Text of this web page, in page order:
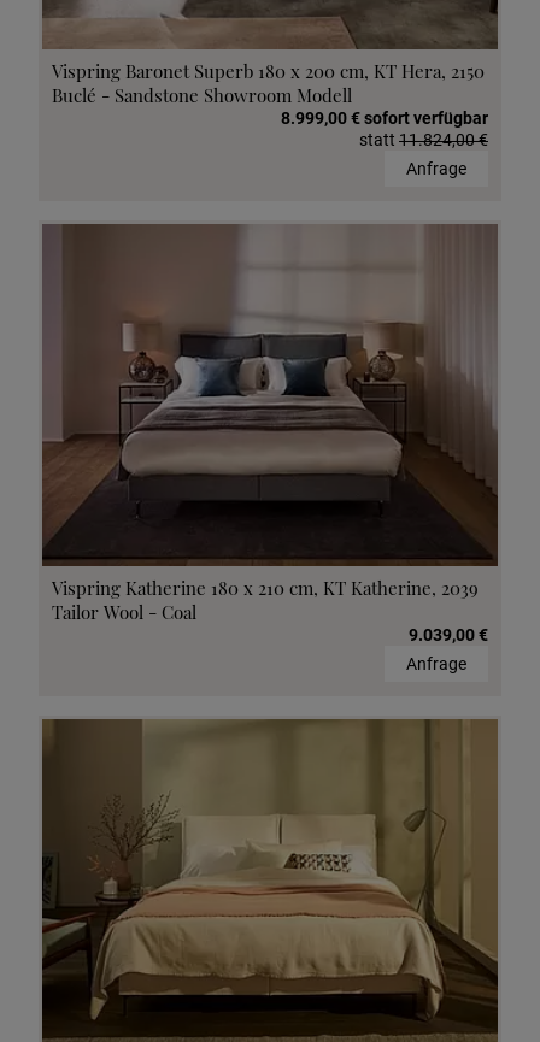
Vispring Baronet Superb 180 x 200 cm, KT Hera, 2150
Buclé - Sandstone Showroom Modell
8.999,00 € sofort verfügbar
statt 11.824,00 €
Anfrage
Vispring Katherine 180 x 210 cm, KT Katherine, 2039
Tailor Wool - Coal
9.039,00 €
Anfrage